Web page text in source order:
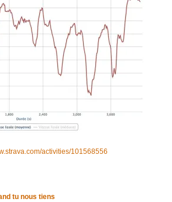
activities/101568556
tu nous tiens